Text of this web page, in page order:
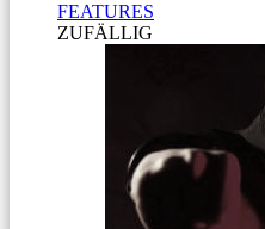
FEATURES
ZUFÄLLIG